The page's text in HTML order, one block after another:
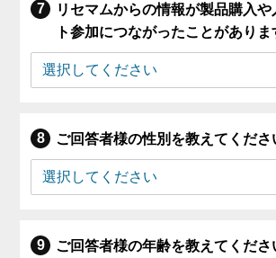
リセマムからの情報が製品購入
ト参加につながったことがありま
ご回答者様の性別を教えてくださ
ご回答者様の年齢を教えてくださ